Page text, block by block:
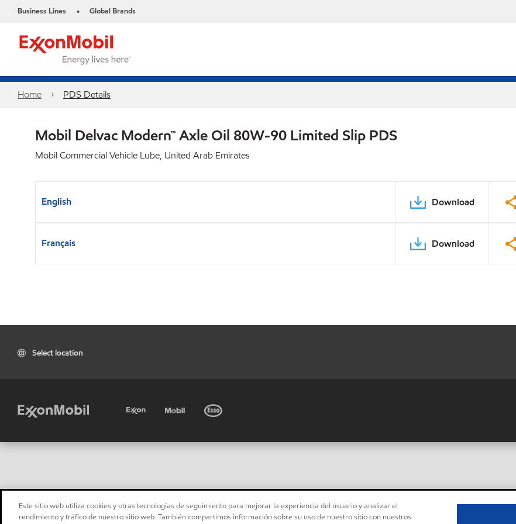
Business Lines • Global Brands
Home PDS Details
Mobil Delvac Modern™ Axle Oil 80W-90 Limited Slip PDS
Mobil Commercial Vehicle Lube, United Arab Emirates
English Download
Français Download
Select location
Este sitio web utiliza cookies y otras tecnologías de seguimiento para mejorar la experiencia del usuario y analizar el
rendimiento y tráfico de nuestro sitio web. También compartimos información sobre su uso de nuestro sitio con nuestros